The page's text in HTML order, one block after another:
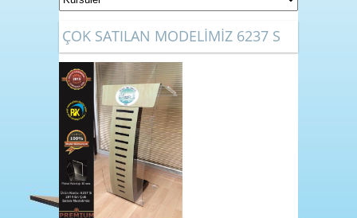
ÇOK SATILAN MODELİMİZ 6237 S